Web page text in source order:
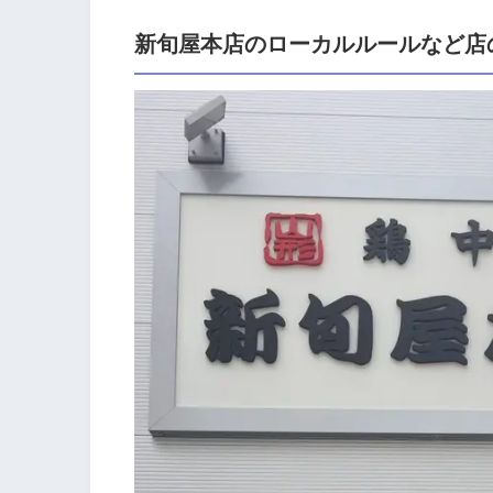
新旬屋本店のローカルルールなど店